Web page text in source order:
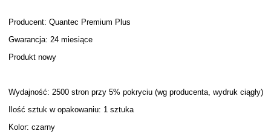
Producent: Quantec Premium Plus
Gwarancja: 24 miesiące
Produkt nowy
Wydajność: 2500 stron przy 5% pokryciu (wg producenta, wydruk ciągły)
Ilość sztuk w opakowaniu: 1 sztuka
Kolor: czarny